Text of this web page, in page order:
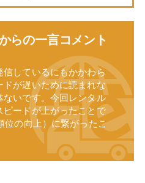
らの一言コメント
しているにもかかわら
が遅いために読まれな
いです。今回レンタル
ードが上がったことで
位の向上）に繋がったこ